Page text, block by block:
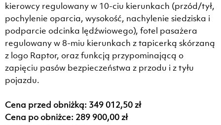
kierowcy regulowany w 10-ciu kierunkach (przód/tył,
pochylenie oparcia, wysokość, nachylenie siedziska i
podparcie odcinka lędźwiowego), fotel pasażera
regulowany w 8-miu kierunkach z tapicerką skórzaną
z logo Raptor, oraz funkcją przypominającą o
zapięciu pasów bezpieczeństwa z przodu i z tyłu
pojazdu.
Cena przed obniżką: 349 012,50 zł
Cena po obniżce: 289 900,00 zł